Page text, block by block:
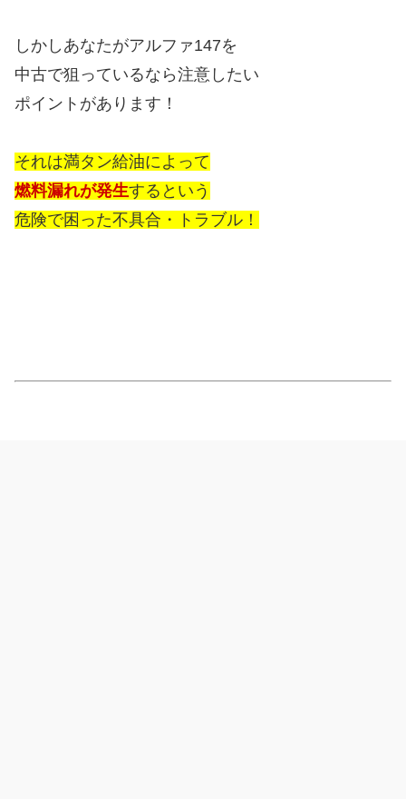
しかしあなたがアルファ147を
中古で狙っているなら注意したい
ポイントがあります！
それは満タン給油によって
燃料漏れが発生するという
危険で困った不具合・トラブル！